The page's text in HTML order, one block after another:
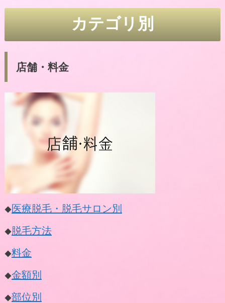
カテゴリ別
店舗・料金
◆医療脱毛・脱毛サロン別
◆脱毛方法
◆料金
◆金額別
◆部位別